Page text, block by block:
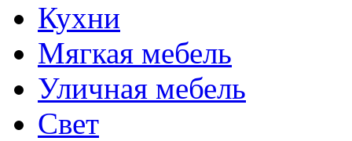
Кухни
Мягкая мебель
Уличная мебель
Свет